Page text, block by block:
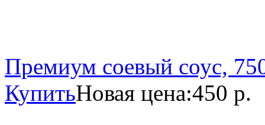
Премиум соевый соус,
КупитьНовая цена:450 р.